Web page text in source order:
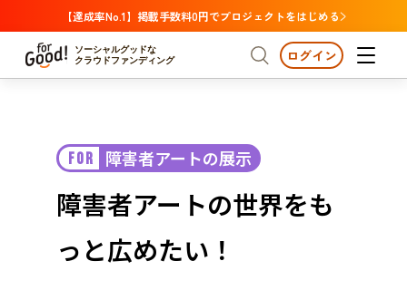
【達成率No.1】掲載手数料0円でプロジェクトをはじめる
ソーシャルグッドな
クラウドファンディング
プロジェクトからさがす 注目
カテゴリーからさがす 国際協力
医療・福祉
注目 新着
支援金額が多い
支援人数が多い
終了日が近い
カテゴリーからさがす
国際協力 医療・福祉
子ども・教育
ログイン
FOR 障害者アートの展示
障害者アートの世界をも
っと広めたい！